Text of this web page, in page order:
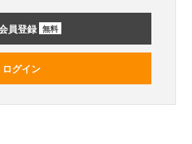
員登録 無料
ログイン